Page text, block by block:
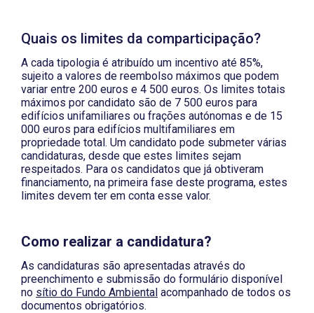
Quais os limites da comparticipação?
A cada tipologia é atribuído um incentivo até 85%,
sujeito a valores de reembolso máximos que podem
variar entre 200 euros e 4 500 euros. Os limites totais
máximos por candidato são de 7 500 euros para
edifícios unifamiliares ou frações autónomas e de 15
000 euros para edifícios multifamiliares em
propriedade total. Um candidato pode submeter várias
candidaturas, desde que estes limites sejam
respeitados. Para os candidatos que já obtiveram
financiamento, na primeira fase deste programa, estes
limites devem ter em conta esse valor.
Como realizar a candidatura?
As candidaturas são apresentadas através do
preenchimento e submissão do formulário disponível
no sítio do Fundo Ambiental acompanhado de todos os
documentos obrigatórios.